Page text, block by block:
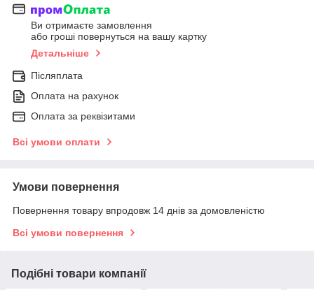
Ви отримаєте замовлення
або гроші повернуться на вашу картку
Детальніше
Післяплата
Оплата на рахунок
Оплата за реквізитами
Всі умови оплати
Умови повернення
Повернення товару впродовж 14 днів за домовленістю
Всі умови повернення
Подібні товари компанії